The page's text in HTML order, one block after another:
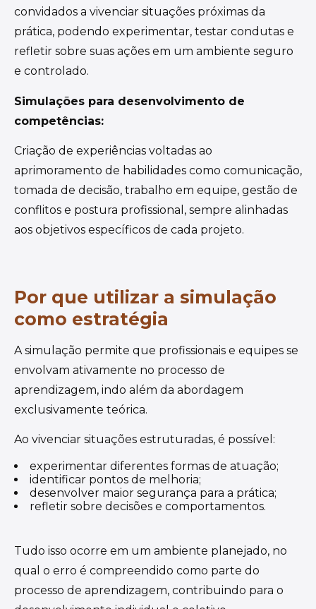
convidados a vivenciar situações próximas da
prática, podendo experimentar, testar condutas e
refletir sobre suas ações em um ambiente seguro
e controlado.
Simulações para desenvolvimento de
competências:
Criação de experiências voltadas ao
aprimoramento de habilidades como comunicação,
tomada de decisão, trabalho em equipe, gestão de
conflitos e postura profissional, sempre alinhadas
aos objetivos específicos de cada projeto.
Por que utilizar a simulação
como estratégia
A simulação permite que profissionais e equipes se
envolvam ativamente no processo de
aprendizagem, indo além da abordagem
exclusivamente teórica.
Ao vivenciar situações estruturadas, é possível:
experimentar diferentes formas de atuação;
identificar pontos de melhoria;
desenvolver maior segurança para a prática;
refletir sobre decisões e comportamentos.
Tudo isso ocorre em um ambiente planejado, no
qual o erro é compreendido como parte do
processo de aprendizagem, contribuindo para o